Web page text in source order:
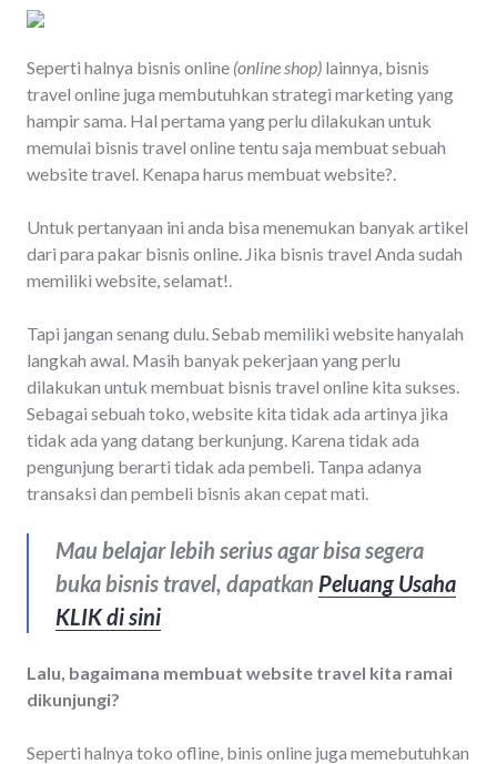
Seperti halnya bisnis online (online shop) lainnya, bisnis
travel online juga membutuhkan strategi marketing yang
hampir sama. Hal pertama yang perlu dilakukan untuk
memulai bisnis travel online tentu saja membuat sebuah
website travel. Kenapa harus membuat website?.
Untuk pertanyaan ini anda bisa menemukan banyak artikel
dari para pakar bisnis online. Jika bisnis travel Anda sudah
memiliki website, selamat!.
Tapi jangan senang dulu. Sebab memiliki website hanyalah
langkah awal. Masih banyak pekerjaan yang perlu
dilakukan untuk membuat bisnis travel online kita sukses.
Sebagai sebuah toko, website kita tidak ada artinya jika
tidak ada yang datang berkunjung. Karena tidak ada
pengunjung berarti tidak ada pembeli. Tanpa adanya
transaksi dan pembeli bisnis akan cepat mati.
Mau belajar lebih serius agar bisa segera
buka bisnis travel, dapatkan Peluang Usaha
KLIK di sini
Lalu, bagaimana membuat website travel kita ramai
dikunjungi?
Seperti halnya toko ofline, binis online juga memebutuhkan